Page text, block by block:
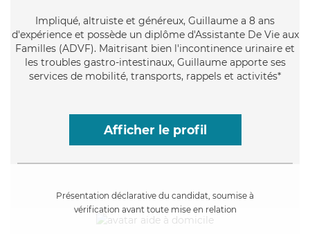
Impliqué, altruiste et généreux, Guillaume a 8 ans
d'expérience et possède un diplôme d'Assistante De Vie aux
Familles (ADVF). Maitrisant bien l'incontinence urinaire et
les troubles gastro-intestinaux, Guillaume apporte ses
services de mobilité, transports, rappels et activités*
Afficher le profil
Présentation déclarative du candidat, soumise à
vérification avant toute mise en relation